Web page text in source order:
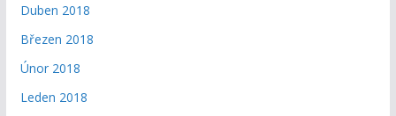
Duben 2018
Březen 2018
Únor 2018
Leden 2018